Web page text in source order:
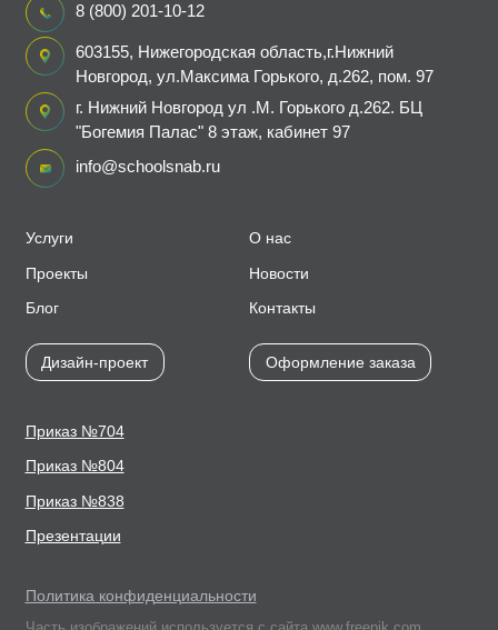
Услуги
Проекты
Блог
Дизайн-проект
О нас
Новости
Контакты
Оформление заказа
Приказ №704
Приказ №804
Приказ №838
Презентации
8 (800) 201-10-12
603155, Нижегородская область,г.Нижний
Новгород, ул.Максима Горького, д.262, пом. 97
г. Нижний Новгород ул .М. Горького д.262. БЦ
"Богемия Палас" 8 этаж, кабинет 97
info@schoolsnab.ru
Политика конфиденциальности